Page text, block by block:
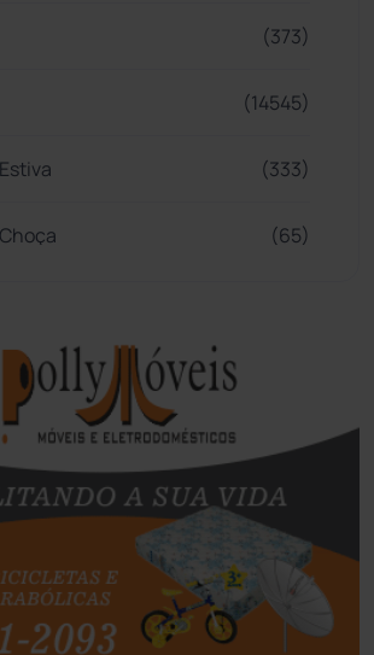
(373)
(14545)
(333)
(65)
da Lapa
(72)
(7680)
(31958)